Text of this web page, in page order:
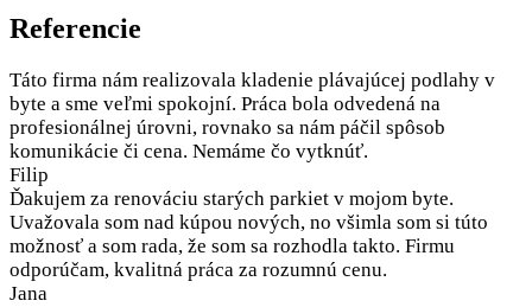
Referencie
Táto firma nám realizovala kladenie plávajúcej podlahy v
byte a sme veľmi spokojní. Práca bola odvedená na
profesionálnej úrovni, rovnako sa nám páčil spôsob
komunikácie či cena. Nemáme čo vytknúť.
Filip
Ďakujem za renováciu starých parkiet v mojom byte.
Uvažovala som nad kúpou nových, no všimla som si túto
možnosť a som rada, že som sa rozhodla takto. Firmu
odporúčam, kvalitná práca za rozumnú cenu.
Jana